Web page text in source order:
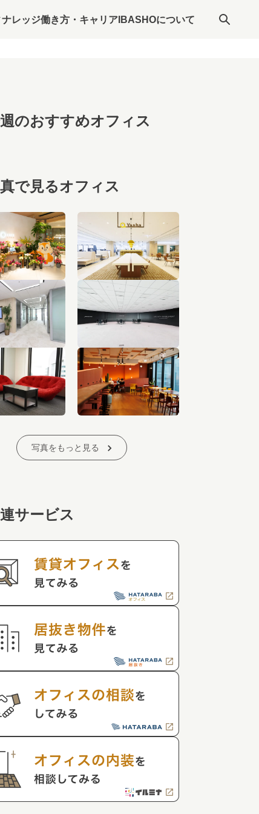
レッジ働き方・キャリア IBASHOについて
のおすすめオフィス
で見るオフィス
写真をもっと見る
サービス